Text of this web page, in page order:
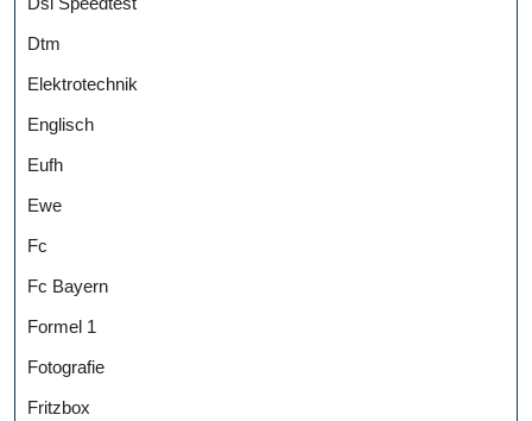
Dtm
Elektrotechnik
Englisch
Eufh
Ewe
Fc
Fc Bayern
Formel 1
Fotografie
Fritzbox